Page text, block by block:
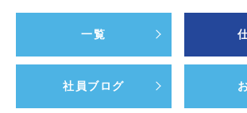
一覧
社員ブログ